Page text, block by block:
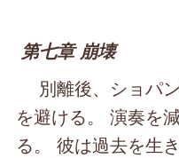
第七章 崩壊
別離後、ショパ
を避ける。 演奏を
る。 彼は過去を生